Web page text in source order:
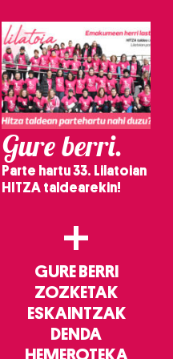
Gure berri.
Parte hartu 33. Lilatoian
HITZA taldearekin!
+
GURE BERRI
ZOZKETAK
ESKAINTZAK
DENDA
HEMEROTEKA